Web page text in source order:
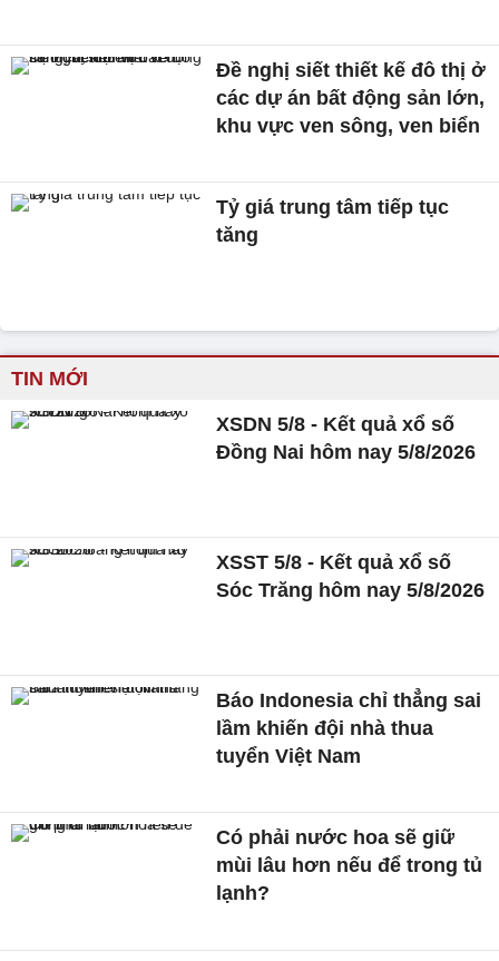
Đề nghị siết thiết kế đô thị ở
các dự án bất động sản lớn,
khu vực ven sông, ven biển
Tỷ giá trung tâm tiếp tục
tăng
TIN MỚI
XSDN 5/8 - Kết quả xổ số
Đồng Nai hôm nay 5/8/2026
XSST 5/8 - Kết quả xổ số
Sóc Trăng hôm nay 5/8/2026
Báo Indonesia chỉ thẳng sai
lầm khiến đội nhà thua
tuyển Việt Nam
Có phải nước hoa sẽ giữ
mùi lâu hơn nếu để trong tủ
lạnh?